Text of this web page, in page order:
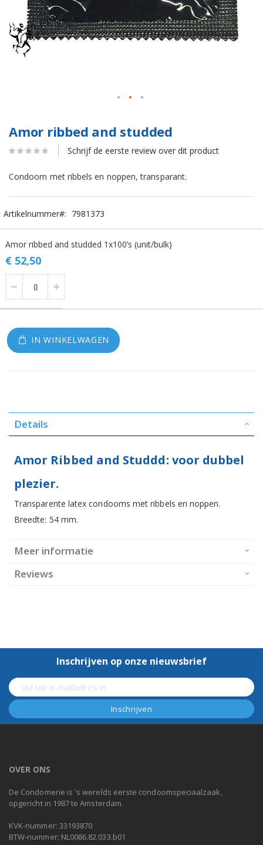
Amor ribbed and studded
Schrijf de eerste review over dit product
Condoom met ribbels en noppen, transparant.
Artikelnummer 7981373
productitems
Amor ribbed and studded 1x100’s (unit/bulk)
€ 52,50
IN WINKELWAGEN
Details
Amor Ribbed and Studdd: voor dubbel
plezier.
Transparente latex condooms met ribbels en noppen.
Breedte: 54 mm.
Meer informatie
Reviews
Inschrijven op onze nieuwsbrief
OVER ONS
De Condomerie is 's werelds eerste condoomspeciaalzaak,
opgericht in 1987 te Amsterdam.
KVK-nummer: 33193870
BTW-nummer: NL0086.82.033.b01